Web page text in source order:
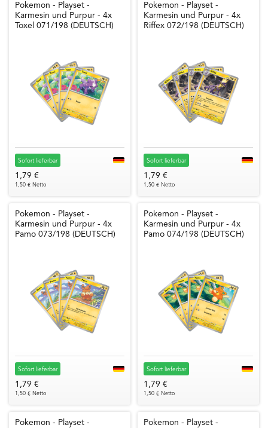
Pokemon - Playset -
Karmesin und Purpur - 4x
Toxel 071/198 (DEUTSCH)
Sofort lieferbar
1,79 €
1,50 € Netto
Pokemon - Playset -
Karmesin und Purpur - 4x
Riffex 072/198 (DEUTSCH)
Sofort lieferbar
1,79 €
1,50 € Netto
Pokemon - Playset -
Karmesin und Purpur - 4x
Pamo 073/198 (DEUTSCH)
Sofort lieferbar
1,79 €
1,50 € Netto
Pokemon - Playset -
Karmesin und Purpur - 4x
Pamo 074/198 (DEUTSCH)
Sofort lieferbar
1,79 €
1,50 € Netto
Pokemon - Playset -
Pokemon - Playset -